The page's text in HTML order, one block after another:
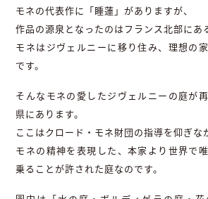
モネの代表作に「睡蓮」がありますが、
作品の源泉となったのはフランス北部にあ
モネはジヴェルニーに移り住み、理想の
です。
そんなモネの愛したジヴェルニーの庭が
県にあります。
ここはクロード・モネ財団の指導を仰ぎな
モネの精神を表現した、本家より世界で
乗ることが許された庭なのです。